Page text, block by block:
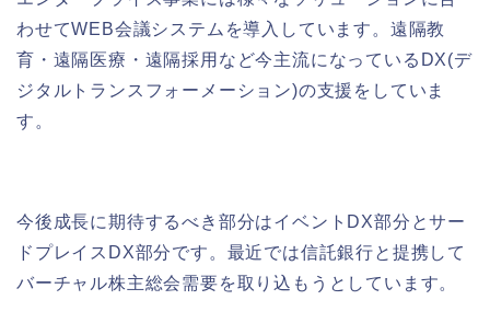
わせてWEB会議システムを導入しています。遠隔教
育・遠隔医療・遠隔採用など今主流になっているDX(デ
ジタルトランスフォーメーション)の支援をしていま
す。
今後成長に期待するべき部分はイベントDX部分とサー
ドプレイスDX部分です。最近では信託銀行と提携して
バーチャル株主総会需要を取り込もうとしています。